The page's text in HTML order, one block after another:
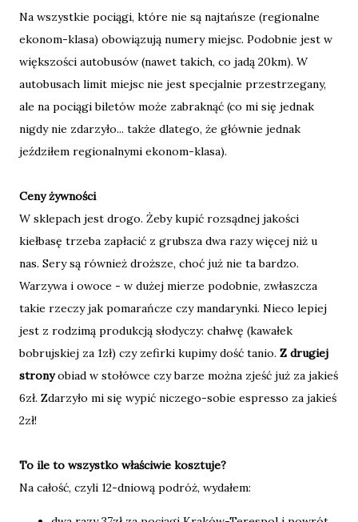
Na wszystkie pociągi, które nie są najtańsze (regionalne
ekonom-klasa) obowiązują numery miejsc. Podobnie jest w
większości autobusów (nawet takich, co jadą 20km). W
autobusach limit miejsc nie jest specjalnie przestrzegany,
ale na pociągi biletów może zabraknąć (co mi się jednak
nigdy nie zdarzyło... także dlatego, że głównie jednak
jeździłem regionalnymi ekonom-klasa).
Ceny żywności
W sklepach jest drogo. Żeby kupić rozsądnej jakości
kiełbasę trzeba zapłacić z grubsza dwa razy więcej niż u
nas. Sery są również droższe, choć już nie ta bardzo.
Warzywa i owoce - w dużej mierze podobnie, zwłaszcza
takie rzeczy jak pomarańcze czy mandarynki. Nieco lepiej
jest z rodzimą produkcją słodyczy: chałwę (kawałek
bobrujskiej za 1zł) czy zefirki kupimy dość tanio. Z drugiej
stronyobiad w stołówce czy barze można zjeść już za jakieś
6zł. Zdarzyło mi się wypić niczego-sobie espresso za jakieś
2zł!
To ile to wszystko właściwie kosztuje?
Na całość, czyli 12-dniową podróż, wydałem: